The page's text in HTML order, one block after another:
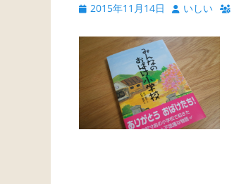
Posted
2015年11月14日 Author
いしい